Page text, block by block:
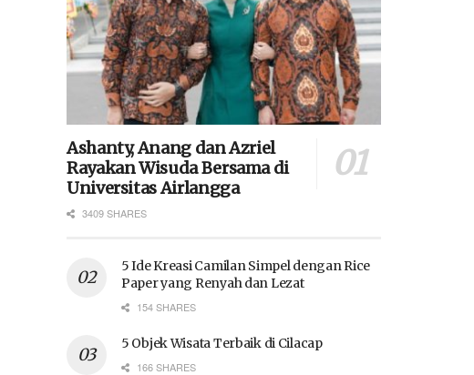
Ashanty, Anang dan Azriel
Rayakan Wisuda Bersama di
Universitas Airlangga
3409 SHARES
5 Ide Kreasi Camilan Simpel dengan Rice
Paper yang Renyah dan Lezat
154 SHARES
5 Objek Wisata Terbaik di Cilacap
166 SHARES